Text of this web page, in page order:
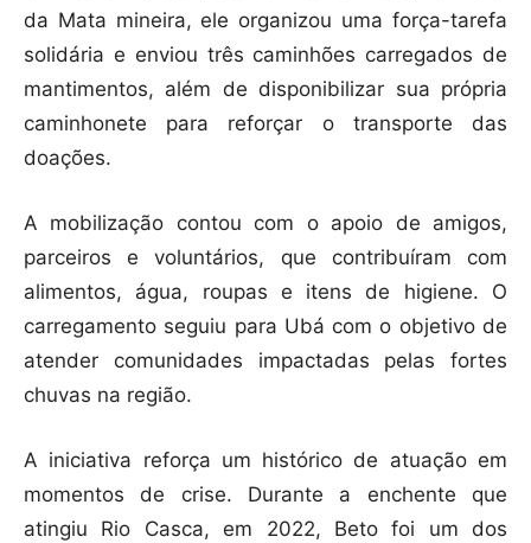
da Mata mineira, ele organizou uma força-tarefa
solidária e enviou três caminhões carregados de
mantimentos, além de disponibilizar sua própria
caminhonete para reforçar o transporte das
doações.
A mobilização contou com o apoio de amigos,
parceiros e voluntários, que contribuíram com
alimentos, água, roupas e itens de higiene. O
carregamento seguiu para Ubá com o objetivo de
atender comunidades impactadas pelas fortes
chuvas na região.
A iniciativa reforça um histórico de atuação em
momentos de crise. Durante a enchente que
atingiu Rio Casca, em 2022, Beto foi um dos